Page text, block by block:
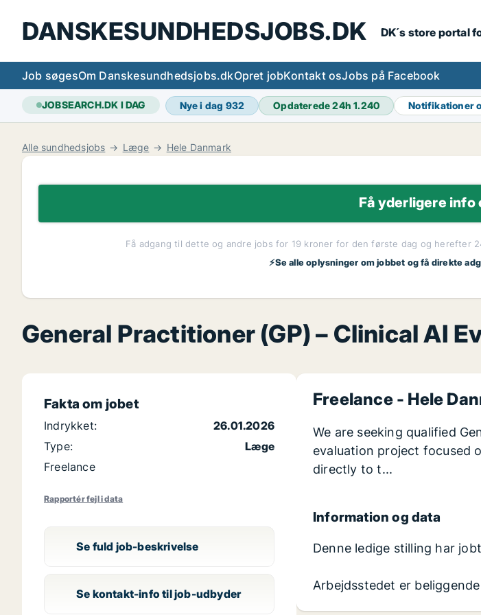
DANSKESUNDHEDSJOBS.DK DK´s store portal
Job søgesOm Danskesundhedsjobs.dkOpret jobKontakt osJobs på Facebook
JOBSEARCH.DK I DAG Nye i dag 932 Opdaterede 24h1.240 Notifikationer
Alle sundhedsjobs Læge Hele Danmark
Få yderligere info
Få adgang til dette og andre jobs for 19 kroner for den første dag og herefter
⚡Se alle oplysninger om jobbet og få direkte
General Practitioner (GP) – Clinical AI
Freelance - Hele
We are seeking qualified
evaluation project focused
directly to t...
Information og data
Denne ledige stilling har
Arbejdsstedet er
Fakta om jobet
Indrykket:
26.01.2026
Type:
Læge
Freelance
Rapportér fejl i data
Se fuld job-beskrivelse
Se kontakt-info til job-udbyder